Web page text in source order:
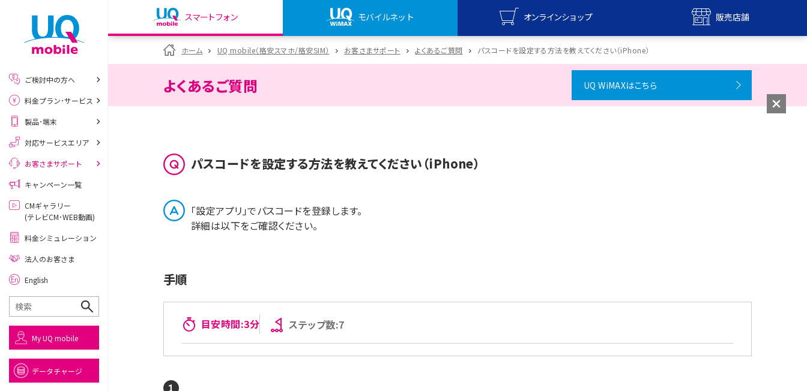
スマートフォン モバイルネット オンラインショップ 販売店舗
my UQ WiMAX
UQ WiMAX ご契約の方
My UQ mobile
UQ mobile
オンラインショップ
オンラインショップ
販売店舗
販売店舗
ホーム UQ mobile（格安スマホ/格安SIM） お客さまサポート よくあるご質問 パスコードを設定する方法を教えてください（iPhone）
よくあるご質問 UQ WiMAXはこちら
パスコードを設定する方法を教えてください（iPhone）
「設定アプリ」でパスコードを登録します。
詳細は以下をご確認ください。
手順
目安時間:3分 ステップ数:7
ご検討中の方へ
料金プラン･サービス
製品･端末
対応サービスエリア
お客さまサポート
キャンペーン一覧
CMギャラリー
(テレビCM･WEB動画)
料金シミュレーション
法人のお客さま
English
My UQ mobile
データチャージ